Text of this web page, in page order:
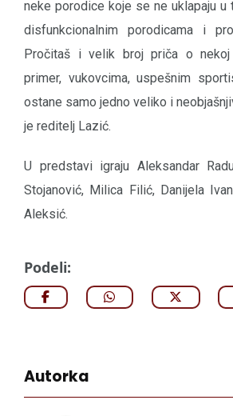
neke porodice koje se ne uklapaju
disfunkcionalnim porodicama i
Pročitaš i velik broj priča o
primer, vukovcima, uspešnim
ostane samo jedno veliko i
je reditelj Lazić.
U predstavi igraju Aleksandar
Stojanović, Milica Filić, Danijela
Aleksić.
Podeli:
Autorka